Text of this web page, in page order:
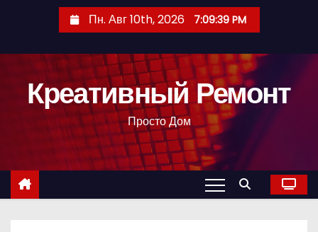
с
Пн. Авг 10th, 2026 7:09:40 PM
Креативный Ремонт
Просто Дом